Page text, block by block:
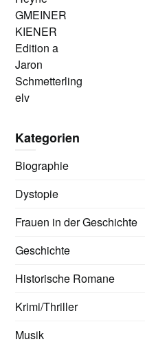
GMEINER
KIENER
Edition a
Jaron
Schmetterling
elv
Kategorien
Biographie
Dystopie
Frauen in der Geschichte
Geschichte
Historische Romane
Krimi/Thriller
Musik